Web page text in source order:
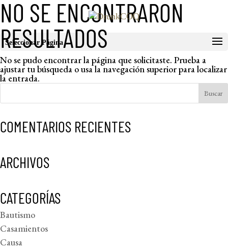
Seleccionar Página
NO SE ENCONTRARON
RESULTADOS
No se pudo encontrar la página que solicitaste. Prueba a
ajustar tu búsqueda o usa la navegación superior para localizar
la entrada.
COMENTARIOS RECIENTES
ARCHIVOS
CATEGORÍAS
Bautismo
Casamientos
Causa